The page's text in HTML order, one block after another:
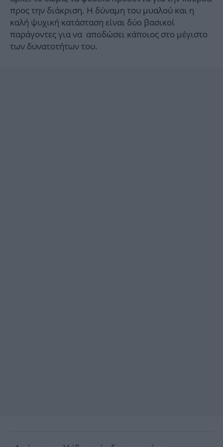
προς την διάκριση. Η δύναμη του μυαλού και η
καλή ψυχική κατάσταση είναι δύο βασικοί
παράγοντες για να αποδώσει κάποιος στο μέγιστο
των δυνατοτήτων του.